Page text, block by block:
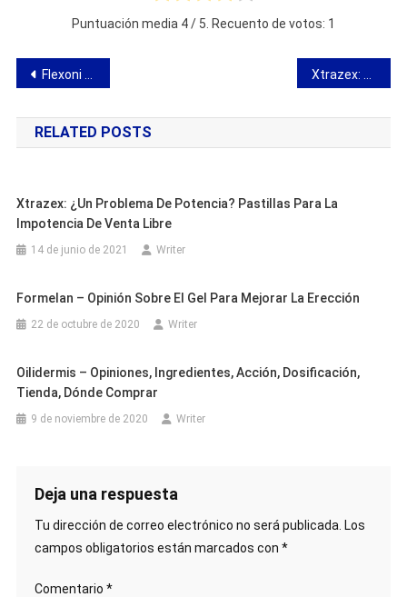
Puntuación media 4/ 5. Recuento de votos: 1
Navegación
de
entradas
Flexoni para articulaciones – pastillas para el dolor de huesos y articulaciones
RELATED POSTS
Xtrazex: ¿un Problema De Potencia? Pastillas Para La
Impotencia De Venta Libre
14 de junio de 2021 Writer
Formelan – Opinión Sobre El Gel Para Mejorar La Erección
22 de octubre de 2020 Writer
Oilidermis – Opiniones, Ingredientes, Acción, Dosificación,
Tienda, Dónde Comprar
9 de noviembre de 2020 Writer
Deja una respuesta
Tu dirección de correo electrónico no será publicada. Los
campos obligatorios están marcados con *
Comentario *